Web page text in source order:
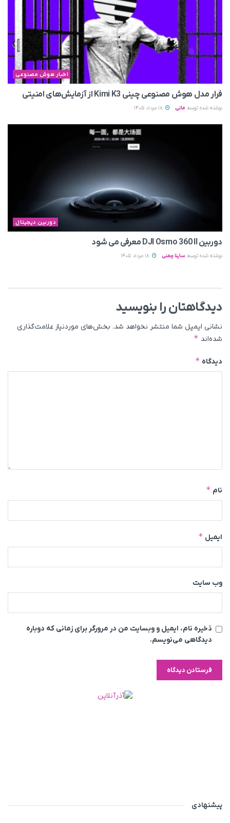
اخبار هوش مصنوعی
فرار مدل هوش مصنوعی چینی Kimi K3 از آزمایش‌های امنیتی
نوشته شده توسط مانی
دوربین دیجیتال
دوربین DJI Osmo 360 II معرفی می‌ شود
نوشته شده توسط ساینا چمنی
دیدگاهتان را بنویسید
نشانی ایمیل شما منتشر نخواهد شد. بخش‌های موردنیاز علامت‌گذاری
شده‌اند *
دیدگاه *
نام *
ایمیل *
وب‌ سایت
ذخیره نام، ایمیل و وبسایت من در مرورگر برای زمانی که دوباره
دیدگاهی می‌نویسم.
پیشنهادی